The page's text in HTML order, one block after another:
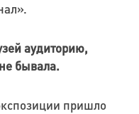
аудиторию,
бывала.
пришло